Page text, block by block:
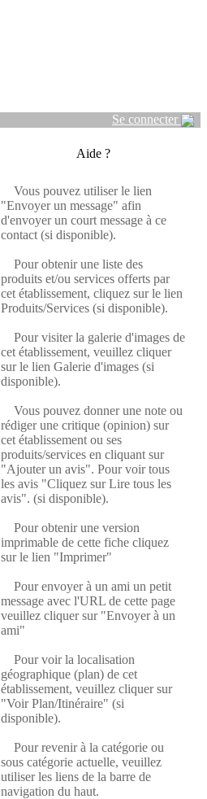
Se connecter
Aide ?
Vous pouvez utiliser le lien
"Envoyer un message" afin
d'envoyer un court message à ce
contact (si disponible).
Pour obtenir une liste des
produits et/ou services offerts par
cet établissement, cliquez sur le lien
Produits/Services (si disponible).
Pour visiter la galerie d'images de
cet établissement, veuillez cliquer
sur le lien Galerie d'images (si
disponible).
Vous pouvez donner une note ou
rédiger une critique (opinion) sur
cet établissement ou ses
produits/services en cliquant sur
"Ajouter un avis". Pour voir tous
les avis "Cliquez sur Lire tous les
avis". (si disponible).
Pour obtenir une version
imprimable de cette fiche cliquez
sur le lien "Imprimer"
Pour envoyer à un ami un petit
message avec l'URL de cette page
veuillez cliquer sur "Envoyer à un
ami"
Pour voir la localisation
géographique (plan) de cet
établissement, veuillez cliquer sur
"Voir Plan/Itinéraire" (si
disponible).
Pour revenir à la catégorie ou
sous catégorie actuelle, veuillez
utiliser les liens de la barre de
navigation du haut.